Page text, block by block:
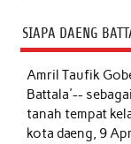
SIAPA DAENG
Amril Taufik
Battala'--
tanah tempat
kota daeng, 9